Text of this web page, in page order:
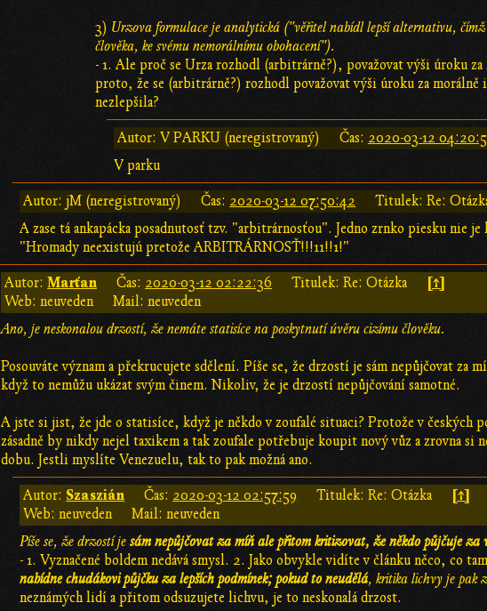
3) Urzova formulace je analytická ("věřitel nabídl lepší alternativu,
člověka, ke svému nemorálnímu obohacení").
- 1. Ale proč se Urza rozhodl (arbitrárně?), považovat výši úroku
proto, že se (arbitrárně?) rozhodl považovat výši úroku za
nezlepšila?
Autor: V PARKU (neregistrovaný) Čas: 2020-03-12
V parku
Autor: jM (neregistrovaný) Čas: 2020-03-12 07:50:42 Titulek: Re:
A zase tá ankapácka posadnutosť tzv. "arbitrárnosťou". Jedno zrnko piesku nie
"Hromady neexistujú pretože ARBITRÁRNOSŤ!!!11!!1!"
Autor:Marťan Čas: 2020-03-12 02:22:36 Titulek: Re: Otázka [↑]
Web: neuveden
Mail: neuveden
Ano, je neskonalou drzostí, že nemáte statisíce na poskytnutí úvěru cizímu člověku.
Posouváte význam a překrucujete sdělení. Píše se, že drzostí je sám nepůjčovat
když to nemůžu ukázat svým činem. Nikoliv, že je drzostí nepůjčování samotné.
A jste si jist, že jde o statisíce, když je někdo v zoufalé situaci? Protože v českých
zásadně by nikdy nejel taxikem a tak zoufale potřebuje koupit nový vůz a zrovna si
dobu. Jestli myslíte Venezuelu, tak to pak možná ano.
Autor: Szaszián Čas: 2020-03-12 02:57:59 Titulek: Re: Otázka [↑]
Web: neuveden
Mail: neuveden
Píše se, že drzostí jesám nepůjčovat za míň ale přitom kritizovat, že někdo půjčuje za
- 1. Vyznačené boldem nedává smysl. 2. Jako obvykle vidíte v článku něco, co
nabídne chudákovi půjčku za lepších podmínek; pokud to neudělá, kritika lichvy je pak
neznámých lidí a přitom odsuzujete lichvu, je to neskonalá drzost.